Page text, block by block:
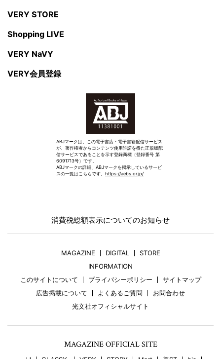
VERY STORE
Shopping LIVE
VERY NaVY
VERY会員登録
ABJマークは、この電子書店・電子書籍配信サービス
が、著作権者からコンテンツ使用許諾を得た正規版配
信サービスであることを示す登録商標（登録番号 第
6091713号）です。
ABJマークの詳細、ABJマークを掲示しているサービ
スの一覧はこちらです。 https://aebs.or.jp/
消費税総額表示についてのお知らせ
MAGAZINE DIGITAL
STORE
INFORMATION
このサイトについて
プライバシーポリシー
サイトマップ
広告掲載について
よくあるご質問
お問合わせ
光文社オフィシャルサイト
MAGAZINE OFFICIAL SITE